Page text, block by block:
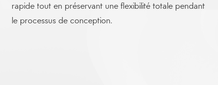
rapide tout en préservant une flexibilité totale pendant
le processus de conception.